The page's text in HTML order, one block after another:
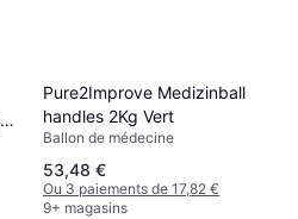
Pure2Improve Medizinball
handles 2Kg Vert
Ballon de médecine
53,48 €
Ou 3 paiements de 17,82 €
9+ magasins